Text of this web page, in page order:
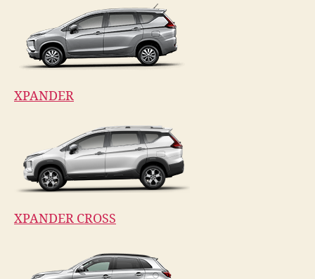
XPANDER
XPANDER CROSS